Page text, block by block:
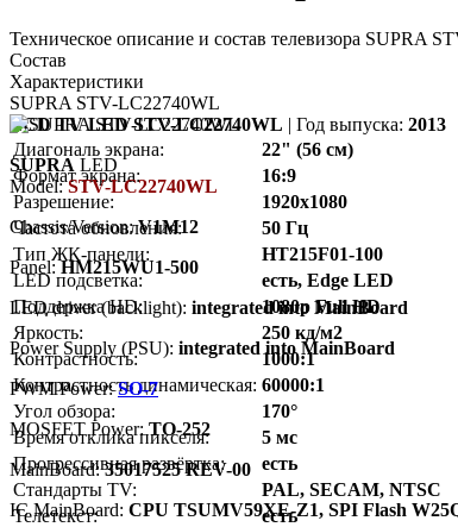
Техническое описание и состав телевизора SUPRA
Состав
Характеристики
SUPRA STV-LC22740WL
LCD TV LED STV-LC22740WL | Год выпуска: 2013
Диагональ экрана:
22" (56 см)
Формат экрана:
16:9
Разрешение:
1920x1080
Частота обновления:
50 Гц
Тип ЖК-панели:
HT215F01-100
LED подсветка:
есть, Edge LED
Поддержка HD:
1080p Full HD
Яркость:
250 кд/м2
Контрастность:
1000:1
Контрастность динамическая: 60000:1
Угол обзора:
170°
Время отклика пикселя:
5 мс
Прогрессивная развёртка:
есть
Стандарты TV:
PAL, SECAM, NTSC
Телетекст:
есть
SUPRA LED
Model:STV-LC22740WL
Chassis/Version:V1M12
Panel:HM215WU1-500
LED driver (backlight): integrated into MainBoard
Power Supply (PSU): integrated into MainBoard
PWM Power:SO-7
MOSFET Power: TO-252
MainBoard:35017525 REV-00
IC MainBoard: CPU TSUMV59XE-Z1, SPI Flash